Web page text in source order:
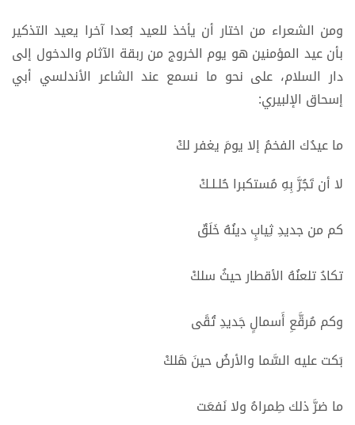
ومن الشعراء من اختار أن يأخذ للعيد بُعدا آخرا يعيد التذكير
بأن عيد المؤمنين هو يوم الخروج من ربقة الآثام والدخول إلى
دار السلام، على نحو ما نسمع عند الشاعر الأندلسي أبي
إسحاق الإلبيري:
ما عيدُك الفخمُ إلا يومَ يغفر لكْ
لا أن تَجُرَّ بِهِ مُستكبرا حُلـلـكْ
كم من جديدِ ثِيابٍ دينُهُ خَلَقٌ
تكادُ تلعنُهُ الأقطار حيثُ سلكْ
وكم مُرقَّعِ أَسمالٍ جَديدِ تُقًى
بَكت عليه السَّما والأرضُ حينَ هَلكْ
ما ضرَّ ذلك طِمراهُ ولا نَفعَت